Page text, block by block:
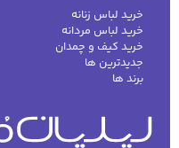
ازپیراهن رسمی مردانه
چهارخانه و
منحصربه‌فرد به
مدل‌های پرطرفدار
پیراهن مردانه
می‌شوید.
خرید لباس زنانه
خرید لباس مردانه
خرید کیف و چمدان
جدیدترین ها
برند ها